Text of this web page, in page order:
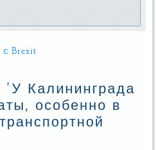
с Brexit
Калининграда
особенно в